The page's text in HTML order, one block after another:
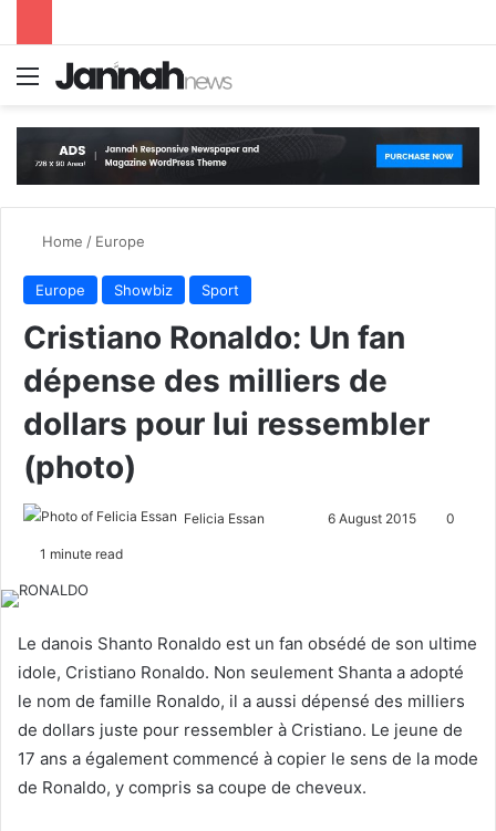
Menu
Home / Europe
Europe Showbiz Sport
Cristiano Ronaldo: Un fan
dépense des milliers de
dollars pour lui ressembler
(photo)
Felicia Essan
w
o
n
X
n
e
m
a
i
l
6 August 2015 0
1 minute read
Le danois Shanto Ronaldo est un fan obsédé de son ultime
idole, Cristiano Ronaldo. Non seulement Shanta a adopté
le nom de famille Ronaldo, il a aussi dépensé des milliers
de dollars juste pour ressembler à Cristiano. Le jeune de
17 ans a également commencé à copier le sens de la mode
de Ronaldo, y compris sa coupe de cheveux.